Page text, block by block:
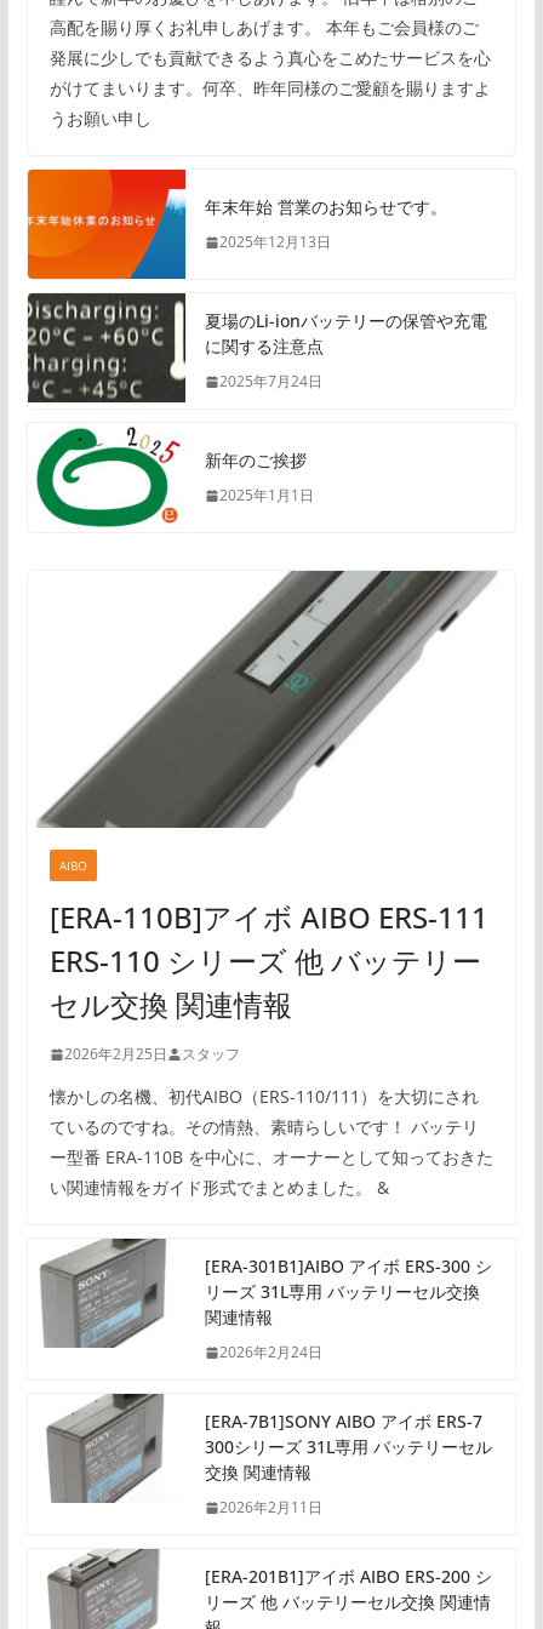
高配を賜り厚くお礼申しあげます。 本年もご会員様のご
発展に少しでも貢献できるよう真心をこめたサービスを心
がけてまいります。何卒、昨年同様のご愛顧を賜りますよ
うお願い申し
年末年始 営業のお知らせです。
2025年12月13日
夏場のLi-ionバッテリーの保管や充電
に関する注意点
2025年7月24日
新年のご挨拶
2025年1月1日
AIBO
[ERA-110B]アイボ AIBO ERS-111
ERS-110 シリーズ 他 バッテリー
セル交換 関連情報
2026年2月25日 スタッフ
懐かしの名機、初代AIBO（ERS-110/111）を大切にされ
ているのですね。その情熱、素晴らしいです！ バッテリ
ー型番 ERA-110B を中心に、オーナーとして知っておきた
い関連情報をガイド形式でまとめました。 &
[ERA-301B1]AIBO アイボ ERS-300 シ
リーズ 31L専用 バッテリーセル交換
関連情報
2026年2月24日
[ERA-7B1]SONY AIBO アイボ ERS-7
300シリーズ 31L専用 バッテリーセル
交換 関連情報
2026年2月11日
[ERA-201B1]アイボ AIBO ERS-200 シ
リーズ 他 バッテリーセル交換 関連情